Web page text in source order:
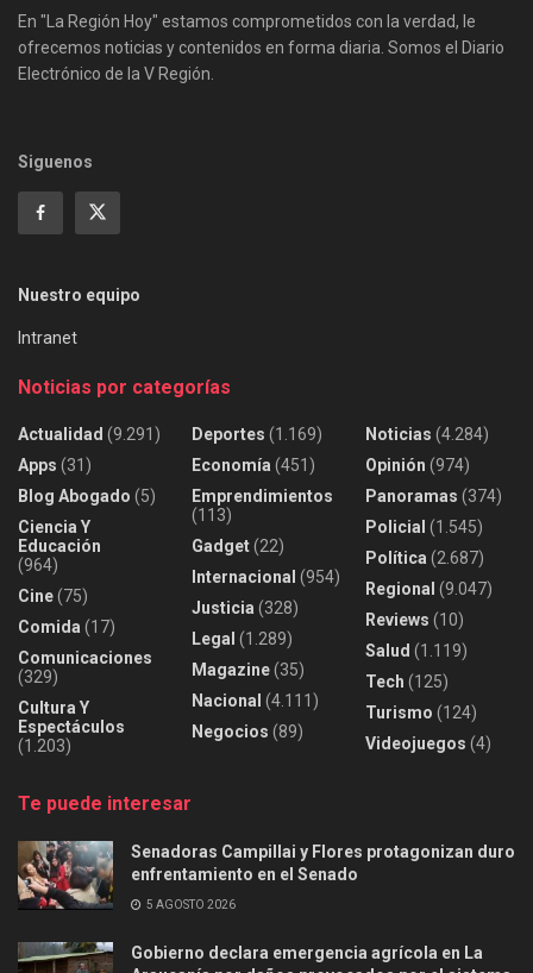
En "La Región Hoy" estamos comprometidos con la verdad, le
ofrecemos noticias y contenidos en forma diaria. Somos el Diario
Electrónico de la V Región.
Siguenos
Nuestro equipo
Intranet
Noticias por categorías
Actualidad (9.291)
Apps (31)
Blog Abogado (5)
Ciencia Y
Educación
(964)
Cine(75)
Comida (17)
Comunicaciones
(329)
Cultura Y
Espectáculos
(1.203)
Deportes (1.169)
Economía (451)
Emprendimientos
(113)
Gadget(22)
Internacional (954)
Justicia (328)
Legal (1.289)
Magazine(35)
Nacional (4.111)
Negocios (89)
Noticias (4.284)
Opinión (974)
Panoramas (374)
Policial (1.545)
Política (2.687)
Regional (9.047)
Reviews (10)
Salud (1.119)
Tech (125)
Turismo (124)
Videojuegos (4)
Te puede interesar
Senadoras Campillai y Flores protagonizan duro
enfrentamiento en el Senado
5 AGOSTO 2026
Gobierno declara emergencia agrícola en La